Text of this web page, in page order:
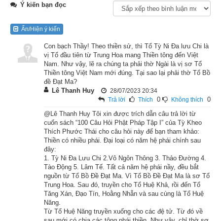
Ngày xưa, để cúng tế người thân quá cố, người ta hay giết rất
ai cũng làm như thế bèn hỏi đức Phật:
– Thế Tôn! Thiên hạ giết rất nhiều thú vật để cúng tế người
chết. Làm như thế thì có công đức nào?
Đức Phật dạy:
– Này chư tỳ-kheo, sát sinh để cúng tế người chết không hề
có một công đức nào hết. Từ xưa đã có người hiền ngồi trong
hư không mà thuyết pháp, nói tới các tội chướng của việc sát
sinh, khiến cho người trong cõi Diêm Phù bãi bỏ việc sát sinh
để cúng tế. Thế mà chuyện quá khứ nay lại xuất hiện nữa rồi!
Đức Phật nói xong, tiếp tục kể chuyện xưa:
– Trong quá khứ, ở nước Ba La Nại có một vị giáo sư bà-la-
môn danh tiếng, tinh thông ba tạng Vệ Đà, muốn cúng tế
Ý kiến bạn đọc
Ẩn/Hiện ý kiến
Con bạch Thầy! Theo thiền sử, thì Tổ Tỳ Ni Đa lưu Chi là
vị Tổ đầu tiên từ Trung Hoa mang Thiền tông đến Việt
Nam. Như vậy, lẽ ra chúng ta phải thờ Ngài là vị sơ Tổ
Thiền tông Việt Nam mới đúng. Tại sao lại phải thờ Tổ Bồ
đề Đạt Ma?
Lê Thanh Huy
Trả lời Thích 0 Không thích 0
28/07/2023 20:34
@Lê Thanh Huy Tôi xin được trích dẫn câu trả lời từ
cuốn sách “100 Câu Hỏi Phật Pháp Tập I” của Tỳ Kheo
Thích Phước Thái cho câu hỏi này để bạn tham khảo:
Thiền có nhiều phái. Đại loại có năm hệ phái chính sau
đây:
1. Tỳ Ni Đa Lưu Chi 2.Vô Ngôn Thông 3. Thảo Đường 4.
Tào Động 5. Lâm Tế. Tất cả năm hệ phái nầy, đều bắt
nguồn từ Tổ Bồ Đề Đạt Ma. Vì Tổ Bồ Đề Đạt Ma là sơ Tổ
Trung Hoa. Sau đó, truyền cho Tổ Huệ Khả, rồi đến Tổ
Tăng Xán, Đạo Tín, Hoằng Nhẫn và sau cùng là Tổ Huệ
Năng.
Từ Tổ Huệ Năng truyền xuống cho các đệ tử. Từ đó về